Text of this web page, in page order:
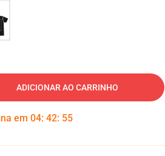
ADICIONAR AO CARRINHO
em 04: 42: 54